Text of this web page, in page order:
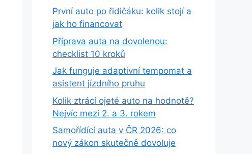
První auto po řidičáku: kolik stojí a
jak ho financovat
Příprava auta na dovolenou:
checklist 10 kroků
Jak funguje adaptivní tempomat a
asistent jízdního pruhu
Kolik ztrácí ojeté auto na hodnotě?
Nejvíc mezi 2. a 3. rokem
Samořídící auta v ČR 2026: co
nový zákon skutečně dovoluje